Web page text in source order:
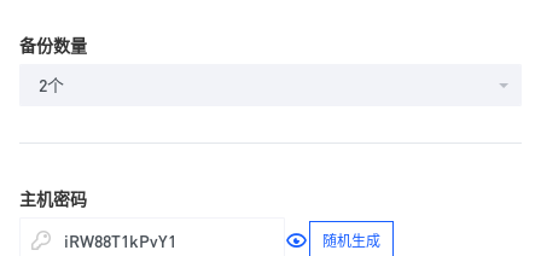
备份数量
2个
主机密码
随机生成